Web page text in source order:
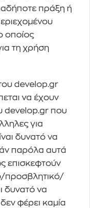
πράξη ή
οποίος
τη χρήση
develop.gr
να έχουν
develop.gr που
για
δυνατό να
παρόλα αυτά
επισκεφτούν
προσβλητικό/
δυνατό να
φέρει καμία